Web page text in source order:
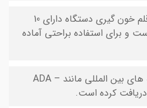
تنظیمات قلم خون گیری: قلم خون گیری دستگاه دارای 10
و برای استفاده براحتی آماده
این دستگاه دارای تاییدیه های بین المللی مانند ADA –